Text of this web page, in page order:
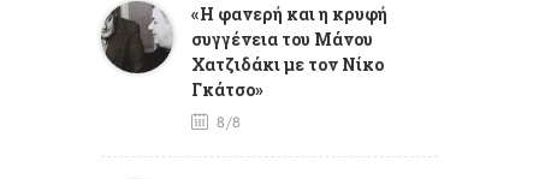
«Η φανερή και η κρυφή
συγγένεια του Μάνου
Χατζιδάκι με τον Νίκο
Γκάτσο»
8/8